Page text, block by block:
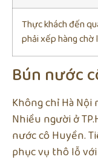
Thực khách đến
phải xếp hàng
Bún nước
Không chỉ Hà
Nhiều người ở
nước cô Huyền.
phục vụ thô lỗ